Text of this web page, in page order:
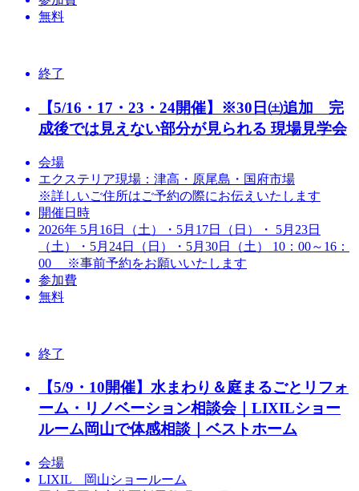
無料
終了
【5/16・17・23・24開催】※30日㈯追加 完
成後では見えない部分が見られる 現場見学会
会場
エクステリア現場：津高・原尾島・国府市場
※詳しいご住所はご予約の際にお伝えいたします
開催日時
2026年 5月16日（土）・5月17日（日）・ 5月23日
（土）・5月24日（日）・5月30日（土） 10：00～16：
00 ※事前予約をお願いいたします
参加費
無料
終了
【5/9・10開催】水まわり＆庭まるごとリフォ
ーム・リノベーション相談会｜LIXILショー
ルーム岡山で体感相談｜ベストホーム
会場
LIXIL 岡山ショールーム